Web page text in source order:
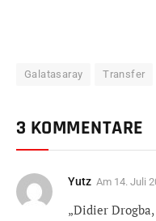
Galatasaray Transfer
3 KOMMENTARE
Yutz Am 14. Juli
„Didier